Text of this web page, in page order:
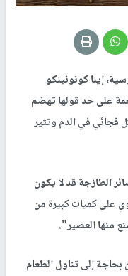
إينا كونونينكو
على حد قولها تهضم
فجائي في الدم وتثير
الطازجة قد لا يكون
على كميات كبيرة من
منها العصير".
إلى تناول الطعام